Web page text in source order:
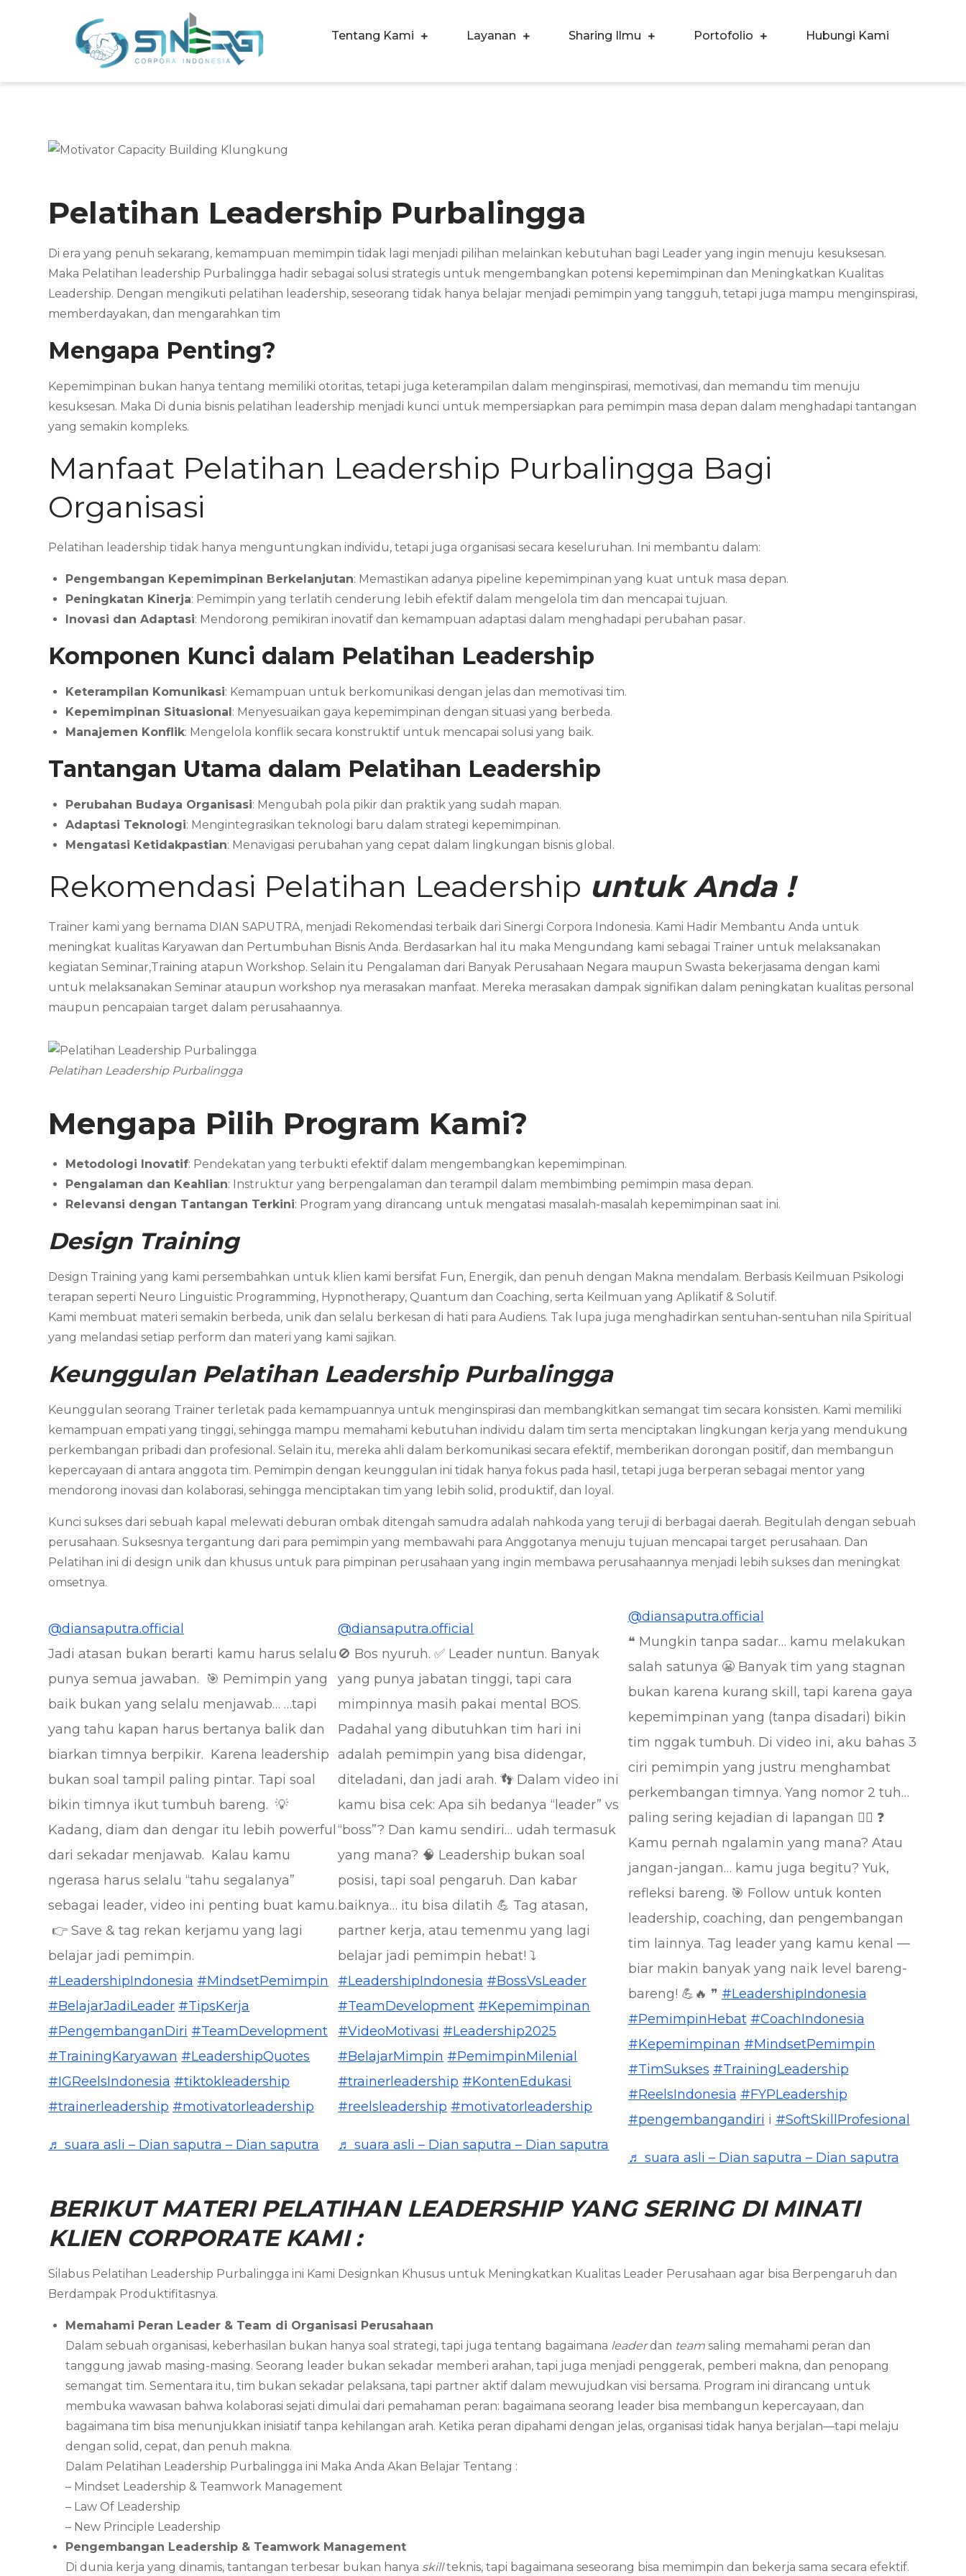
Tentang Kami Layanan Sharing Ilmu Portofolio Hubungi Kami
Pelatihan Leadership Purbalingga
Di era yang penuh sekarang, kemampuan memimpin tidak lagi menjadi pilihan melainkan kebutuhan bagi Leader yang ingin menuju kesuksesan.
Maka Pelatihan leadership Purbalingga hadir sebagai solusi strategis untuk mengembangkan potensi kepemimpinan dan Meningkatkan Kualitas
Leadership. Dengan mengikuti pelatihan leadership, seseorang tidak hanya belajar menjadi pemimpin yang tangguh, tetapi juga mampu menginspirasi,
memberdayakan, dan mengarahkan tim
Mengapa Penting?
Kepemimpinan bukan hanya tentang memiliki otoritas, tetapi juga keterampilan dalam menginspirasi, memotivasi, dan memandu tim menuju
kesuksesan. Maka Di dunia bisnis pelatihan leadership menjadi kunci untuk mempersiapkan para pemimpin masa depan dalam menghadapi tantangan
yang semakin kompleks.
Manfaat Pelatihan Leadership Purbalingga Bagi
Organisasi
Pelatihan leadership tidak hanya menguntungkan individu, tetapi juga organisasi secara keseluruhan. Ini membantu dalam:
Pengembangan Kepemimpinan Berkelanjutan: Memastikan adanya pipeline kepemimpinan yang kuat untuk masa depan.
Peningkatan Kinerja: Pemimpin yang terlatih cenderung lebih efektif dalam mengelola tim dan mencapai tujuan.
Inovasi dan Adaptasi: Mendorong pemikiran inovatif dan kemampuan adaptasi dalam menghadapi perubahan pasar.
Komponen Kunci dalam Pelatihan Leadership
Keterampilan Komunikasi: Kemampuan untuk berkomunikasi dengan jelas dan memotivasi tim.
Kepemimpinan Situasional: Menyesuaikan gaya kepemimpinan dengan situasi yang berbeda.
Manajemen Konflik: Mengelola konflik secara konstruktif untuk mencapai solusi yang baik.
Tantangan Utama dalam Pelatihan Leadership
Perubahan Budaya Organisasi: Mengubah pola pikir dan praktik yang sudah mapan.
Adaptasi Teknologi: Mengintegrasikan teknologi baru dalam strategi kepemimpinan.
Mengatasi Ketidakpastian: Menavigasi perubahan yang cepat dalam lingkungan bisnis global.
Rekomendasi Pelatihan Leadership untuk Anda !
Trainer kami yang bernama DIAN SAPUTRA, menjadi Rekomendasi terbaik dari Sinergi Corpora Indonesia. Kami Hadir Membantu Anda untuk
meningkat kualitas Karyawan dan Pertumbuhan Bisnis Anda. Berdasarkan hal itu maka Mengundang kami sebagai Trainer untuk melaksanakan
kegiatan Seminar,Training atapun Workshop. Selain itu Pengalaman dari Banyak Perusahaan Negara maupun Swasta bekerjasama dengan kami
untuk melaksanakan Seminar ataupun workshop nya merasakan manfaat. Mereka merasakan dampak signifikan dalam peningkatan kualitas personal
maupun pencapaian target dalam perusahaannya.
Pelatihan Leadership Purbalingga
Mengapa Pilih Program Kami?
Metodologi Inovatif: Pendekatan yang terbukti efektif dalam mengembangkan kepemimpinan.
Pengalaman dan Keahlian: Instruktur yang berpengalaman dan terampil dalam membimbing pemimpin masa depan.
Relevansi dengan Tantangan Terkini: Program yang dirancang untuk mengatasi masalah-masalah kepemimpinan saat ini.
Design Training
Design Training yang kami persembahkan untuk klien kami bersifat Fun, Energik, dan penuh dengan Makna mendalam. Berbasis Keilmuan Psikologi
terapan seperti Neuro Linguistic Programming, Hypnotherapy, Quantum dan Coaching, serta Keilmuan yang Aplikatif & Solutif.
Kami membuat materi semakin berbeda, unik dan selalu berkesan di hati para Audiens. Tak lupa juga menghadirkan sentuhan-sentuhan nila Spiritual
yang melandasi setiap perform dan materi yang kami sajikan.
Keunggulan Pelatihan Leadership Purbalingga
Keunggulan seorang Trainer terletak pada kemampuannya untuk menginspirasi dan membangkitkan semangat tim secara konsisten. Kami memiliki
kemampuan empati yang tinggi, sehingga mampu memahami kebutuhan individu dalam tim serta menciptakan lingkungan kerja yang mendukung
perkembangan pribadi dan profesional. Selain itu, mereka ahli dalam berkomunikasi secara efektif, memberikan dorongan positif, dan membangun
kepercayaan di antara anggota tim. Pemimpin dengan keunggulan ini tidak hanya fokus pada hasil, tetapi juga berperan sebagai mentor yang
mendorong inovasi dan kolaborasi, sehingga menciptakan tim yang lebih solid, produktif, dan loyal.
Kunci sukses dari sebuah kapal melewati deburan ombak ditengah samudra adalah nahkoda yang teruji di berbagai daerah. Begitulah dengan sebuah
perusahaan. Suksesnya tergantung dari para pemimpin yang membawahi para Anggotanya menuju tujuan mencapai target perusahaan. Dan
Pelatihan ini di design unik dan khusus untuk para pimpinan perusahaan yang ingin membawa perusahaannya menjadi lebih sukses dan meningkat
omsetnya.
@diansaputra.official
Jadi atasan bukan berarti kamu harus selalu
punya semua jawaban. ⁣ 🎯 Pemimpin yang
baik bukan yang selalu menjawab… …tapi
yang tahu kapan harus bertanya balik dan
biarkan timnya berpikir. ⁣ Karena leadership
bukan soal tampil paling pintar. Tapi soal
bikin timnya ikut tumbuh bareng. ⁣ 💡
Kadang, diam dan dengar itu lebih powerful
dari sekadar menjawab. ⁣ Kalau kamu
ngerasa harus selalu “tahu segalanya”
sebagai leader, video ini penting buat kamu.
⁣ 👉 Save & tag rekan kerjamu yang lagi
belajar jadi pemimpin. ⁣
#LeadershipIndonesia #MindsetPemimpin
#BelajarJadiLeader #TipsKerja
#PengembanganDiri #TeamDevelopment
#TrainingKaryawan #LeadershipQuotes
#IGReelsIndonesia #tiktokleadership
#trainerleadership #motivatorleadership
♬ suara asli – Dian saputra – Dian saputra
@diansaputra.official
🚫 Bos nyuruh. ✅ Leader nuntun. Banyak
yang punya jabatan tinggi, tapi cara
mimpinnya masih pakai mental BOS.
Padahal yang dibutuhkan tim hari ini
adalah pemimpin yang bisa didengar,
diteladani, dan jadi arah. 👣 Dalam video ini
kamu bisa cek: Apa sih bedanya “leader” vs
“boss”? Dan kamu sendiri… udah termasuk
yang mana? 🧠 Leadership bukan soal
posisi, tapi soal pengaruh. Dan kabar
baiknya… itu bisa dilatih 💪 Tag atasan,
partner kerja, atau temenmu yang lagi
belajar jadi pemimpin hebat! ⤵️
#LeadershipIndonesia #BossVsLeader
#TeamDevelopment #Kepemimpinan
#VideoMotivasi #Leadership2025
#BelajarMimpin #PemimpinMilenial
#trainerleadership #KontenEdukasi
#reelsleadership #motivatorleadership
♬ suara asli – Dian saputra – Dian saputra
@diansaputra.official
❝ Mungkin tanpa sadar… kamu melakukan
salah satunya 😬 Banyak tim yang stagnan
bukan karena kurang skill, tapi karena gaya
kepemimpinan yang (tanpa disadari) bikin
tim nggak tumbuh. Di video ini, aku bahas 3
ciri pemimpin yang justru menghambat
perkembangan timnya. Yang nomor 2 tuh…
paling sering kejadian di lapangan 😮‍💨 ❓
Kamu pernah ngalamin yang mana? Atau
jangan-jangan… kamu juga begitu? Yuk,
refleksi bareng. 🎯 Follow untuk konten
leadership, coaching, dan pengembangan
tim lainnya. Tag leader yang kamu kenal —
biar makin banyak yang naik level bareng-
bareng! 💪🔥 ❞ #LeadershipIndonesia
#PemimpinHebat #CoachIndonesia
#Kepemimpinan #MindsetPemimpin
#TimSukses #TrainingLeadership
#ReelsIndonesia #FYPLeadership
#pengembangandiri i #SoftSkillProfesional
♬ suara asli – Dian saputra – Dian saputra
BERIKUT MATERI PELATIHAN LEADERSHIP YANG SERING DI MINATI
KLIEN CORPORATE KAMI :
Silabus Pelatihan Leadership Purbalingga ini Kami Designkan Khusus untuk Meningkatkan Kualitas Leader Perusahaan agar bisa Berpengaruh dan
Berdampak Produktifitasnya.
Memahami Peran Leader & Team di Organisasi Perusahaan
Dalam sebuah organisasi, keberhasilan bukan hanya soal strategi, tapi juga tentang bagaimana leaderdan team saling memahami peran dan
tanggung jawab masing-masing. Seorang leader bukan sekadar memberi arahan, tapi juga menjadi penggerak, pemberi makna, dan penopang
semangat tim. Sementara itu, tim bukan sekadar pelaksana, tapi partner aktif dalam mewujudkan visi bersama. Program ini dirancang untuk
membuka wawasan bahwa kolaborasi sejati dimulai dari pemahaman peran: bagaimana seorang leader bisa membangun kepercayaan, dan
bagaimana tim bisa menunjukkan inisiatif tanpa kehilangan arah. Ketika peran dipahami dengan jelas, organisasi tidak hanya berjalan—tapi melaju
dengan solid, cepat, dan penuh makna.
Dalam Pelatihan Leadership Purbalingga ini Maka Anda Akan Belajar Tentang :
– Mindset Leadership & Teamwork Management
– Law Of Leadership
– New Principle Leadership
Pengembangan Leadership & Teamwork Management
Di dunia kerja yang dinamis, tantangan terbesar bukan hanya skillteknis, tapi bagaimana seseorang bisa memimpin dan bekerja sama secara efektif.